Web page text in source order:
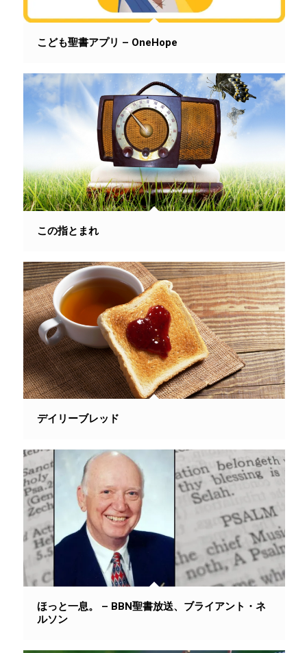
こども聖書アプリ – OneHope
この指とまれ
デイリーブレッド
ほっと一息。 – BBN聖書放送、ブライアント・ネ
ルソン